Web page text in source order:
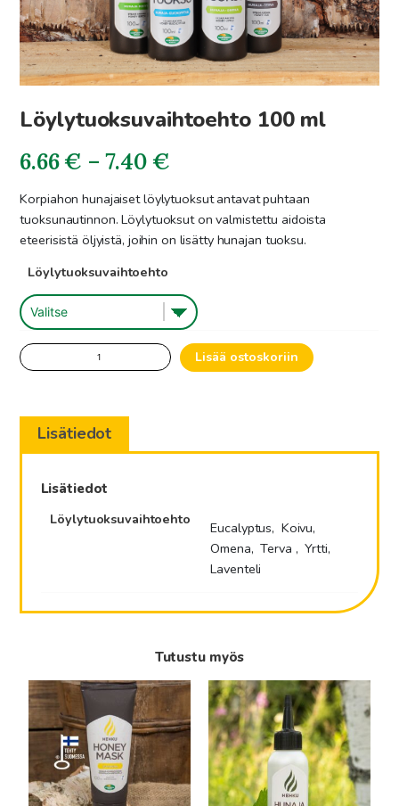
Löylytuoksuvaihtoehto 100 ml
6.66€ – 7.40€Hintaluokka:
6.66€
-
Korpiahon hunajaiset löylytuoksut antavat puhtaan
tuoksunautinnon. Löylytuoksut on valmistettu aidoista
eteerisistä öljyistä, joihin on lisätty hunajan tuoksu.
Löylytuoksuvaihtoehto
Löylytuoksuvaihtoehto
100
määrä
Lisää ostoskoriin
Lisätiedot
Lisätiedot
Löylytuoksuvaihtoehto
Eucalyptus, Koivu,
Omena, Terva , Yrtti,
Laventeli
Tutustu myös